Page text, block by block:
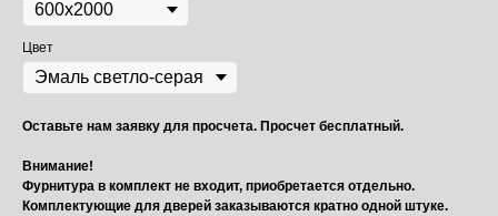
Цвет
Оставьте нам заявку для просчета. Просчет бесплатный.
Внимание!
Фурнитура в комплект не входит, приобретается отдельно.
Комплектующие для дверей заказываются кратно одной штуке.